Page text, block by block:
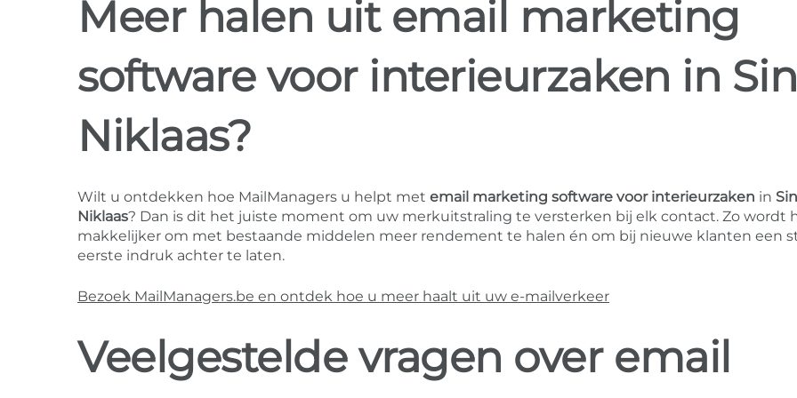
Meer halen uit email marketing
software voor interieurzaken in
Niklaas?
Wilt u ontdekken hoe MailManagers u helpt met email marketing software voor interieurzaken in
Niklaas? Dan is dit het juiste moment om uw merkuitstraling te versterken bij elk contact. Zo wordt
makkelijker om met bestaande middelen meer rendement te halen én om bij nieuwe klanten een
eerste indruk achter te laten.
Bezoek MailManagers.be en ontdek hoe u meer haalt uit uw e-mailverkeer
Veelgestelde vragen over email